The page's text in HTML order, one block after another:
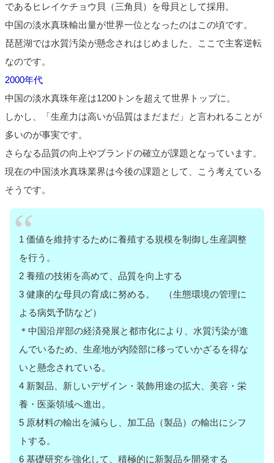
であるヒレイケチョウ貝（三角貝）を母貝として採用。
中国の淡水真珠輸出量が世界一位となったのはこの頃です。
琵琶湖では水質汚染が懸念されはじめました、ここで主客逆転
なのです。
2000年代
中国の淡水真珠年産は1200トンを超えて世界トップに。
しかし、「生産力は高いが品質はまだまだ」と言われることが
多いのが事実です。
さらなる品質の向上やブランドの確立が課題となっています。
現在の中国淡水真珠業界は今後の課題として、こう考えている
そうです。
1 価値を維持するために養殖する規模を制御し生産調整
を行う。
2 養殖の技術を高めて、品質を向上する
3 健康的な母貝の育成に努める。 （生態環境の管理に
よる病気予防など）
＊中国沿岸部の経済発展と都市化により、水質汚染が進
んでいるため、生産地が内陸部に移っていかざるを得な
いと懸念されている。
4 新製品、新しいデザイン・装飾用途の拡大、美容・栄
養・医薬領域へ進出。
5 原材料の輸出を減らし、加工品（製品）の輸出にシフ
トする。
6 基礎研究を強化して、積極的に新製品を開発する